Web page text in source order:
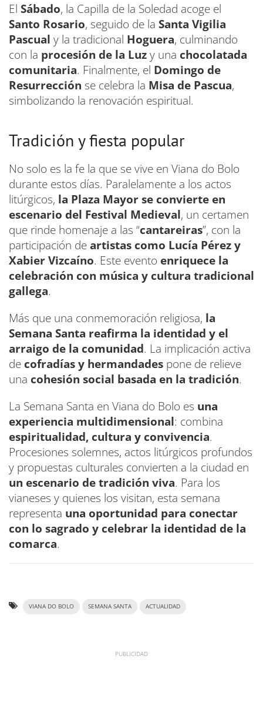
El Sábado, la Capilla de la Soledad acoge el
Santo Rosario, seguido de la Santa Vigilia
Pascual y la tradicional Hoguera, culminando
con la procesión de la Luzy una chocolatada
comunitaria. Finalmente, el Domingo de
Resurrección se celebra la Misa de Pascua,
simbolizando la renovación espiritual.
Tradición y fiesta popular
No solo es la fe la que se vive en Viana do Bolo
durante estos días. Paralelamente a los actos
litúrgicos, la Plaza Mayor se convierte en
escenario del Festival Medieval, un certamen
que rinde homenaje a las “cantareiras”, con la
participación deartistas como Lucía Pérez y
Xabier Vizcaíno. Este evento enriquece la
celebración con música y cultura tradicional
gallega.
Más que una conmemoración religiosa, la
Semana Santa reafirma la identidad y el
arraigo de la comunidad. La implicación activa
de cofradías y hermandades pone de relieve
una cohesión social basada en la tradición.
La Semana Santa en Viana do Bolo es una
experiencia multidimensional: combina
espiritualidad, cultura y convivencia.
Procesiones solemnes, actos litúrgicos profundos
y propuestas culturales convierten a la ciudad en
un escenario de tradición viva. Para los
vianeses y quienes los visitan, esta semana
representa una oportunidad para conectar
con lo sagrado y celebrar la identidad de la
comarca.
VIANA DO BOLO SEMANA SANTA ACTUALIDAD